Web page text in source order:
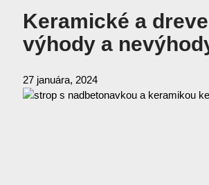
Keramické a
výhody a
27 januára, 2024